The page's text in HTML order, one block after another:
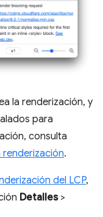
la renderización, y
para
consulta
renderización.
del LCP,
Detalles>